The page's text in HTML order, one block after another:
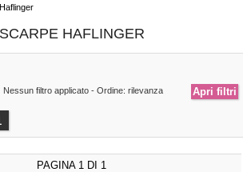
SCARPE HAFLINGER
Nessun filtro applicato - Ordine: rilevanza
PAGINA 1 DI 1